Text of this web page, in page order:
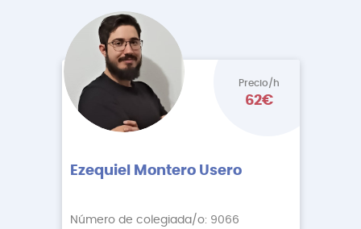
Precio/h
62€
Ezequiel Montero Usero
Número de colegiada/o: 9066